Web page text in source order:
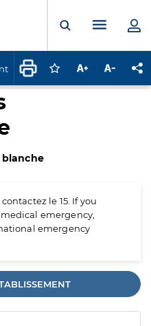
Ouvrir laMenu
Connectez-vous
Augmenter la
blanche
le 15. If you
emergency,
emergency